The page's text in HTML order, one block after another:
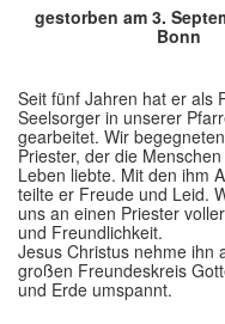
gestorben am 3.
Bonn
Seit fünf Jahren hat er als
Seelsorger in unserer
gearbeitet. Wir
Priester, der die
Leben liebte. Mit den ihm
teilte er Freude und Leid.
uns an einen Priester
und Freundlichkeit.
Jesus Christus nehme ihn
großen Freundeskreis
und Erde umspannt.